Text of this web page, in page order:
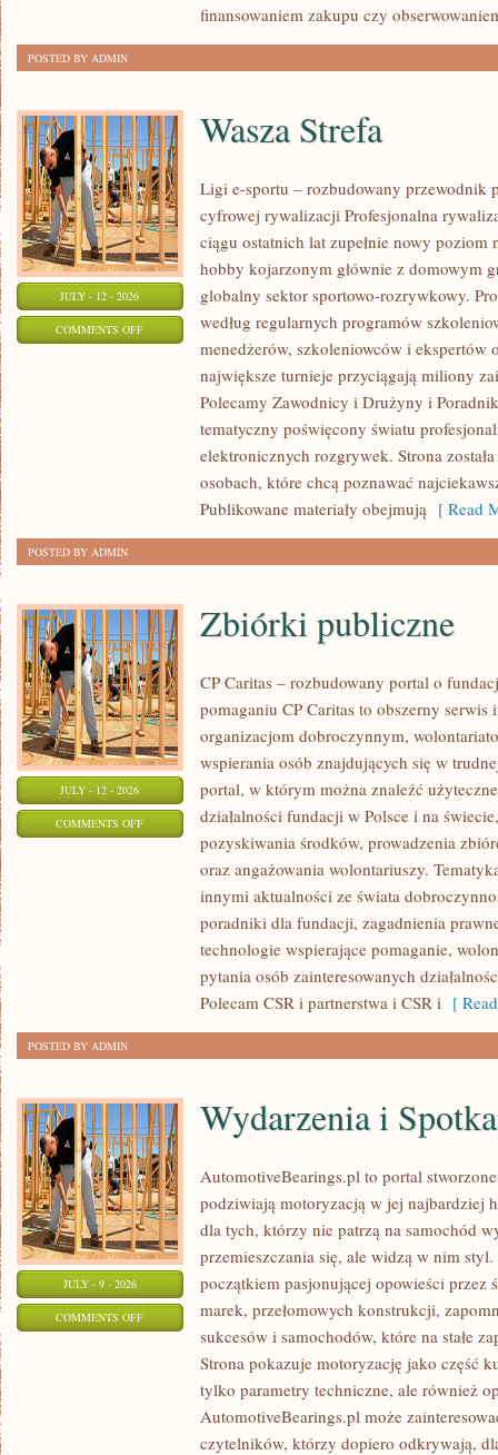
finansowaniem zakupu czy
POSTED BY ADMIN
JULY - 12 - 2026
COMMENTS OFFON
Wasza Strefa
Ligi e-sportu – rozbudowany przewodnik
cyfrowej rywalizacji Profesjonalna
ciągu ostatnich lat zupełnie nowy poziom
hobby kojarzonym głównie z domowym
globalny sektor sportowo-rozrywkowy.
według regularnych programów
menedżerów, szkoleniowców i ekspertów
największe turnieje przyciągają miliony
Polecamy Zawodnicy i Drużyny i
tematyczny poświęcony światu
elektronicznych rozgrywek. Strona
osobach, które chcą poznawać
Publikowane materiały obejmują [ Read
POSTED BY ADMIN
JULY - 12 - 2026
COMMENTS OFFON
PUBLICZNE
Zbiórki publiczne
CP Caritas – rozbudowany portal o
pomaganiu CP Caritas to obszerny
organizacjom dobroczynnym,
wspierania osób znajdujących się w
portal, w którym można znaleźć
działalności fundacji w Polsce i na
pozyskiwania środków, prowadzenia
oraz angażowania wolontariuszy.
innymi aktualności ze świata
poradniki dla fundacji, zagadnienia
technologie wspierające pomaganie,
pytania osób zainteresowanych
Polecam CSR i partnerstwa i CSR i [
POSTED BY ADMIN
JULY - 9 - 2026
COMMENTS OFFON
WYDARZENIA
SPOTKANIA
KLASYKÓW
Wydarzenia i
AutomotiveBearings.pl to portal
podziwiają motoryzacją w jej najbardziej
dla tych, którzy nie patrzą na samochód
przemieszczania się, ale widzą w nim
początkiem pasjonującej opowieści przez
marek, przełomowych konstrukcji,
sukcesów i samochodów, które na stałe
Strona pokazuje motoryzację jako część
tylko parametry techniczne, ale również
AutomotiveBearings.pl może
czytelników, którzy dopiero odkrywają,